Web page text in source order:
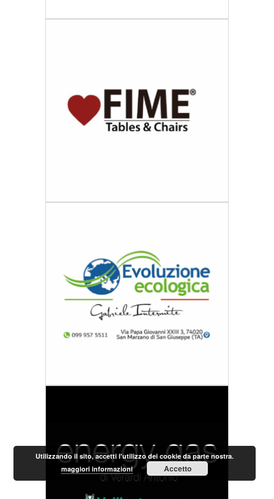
Utilizzando il sito, accetti l'utilizzo dei cookie da parte nostra.
maggiori informazioni
Accetto